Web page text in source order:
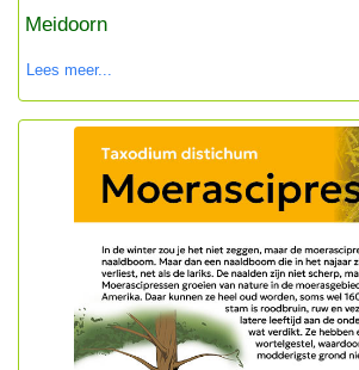
Meidoorn
Lees meer...